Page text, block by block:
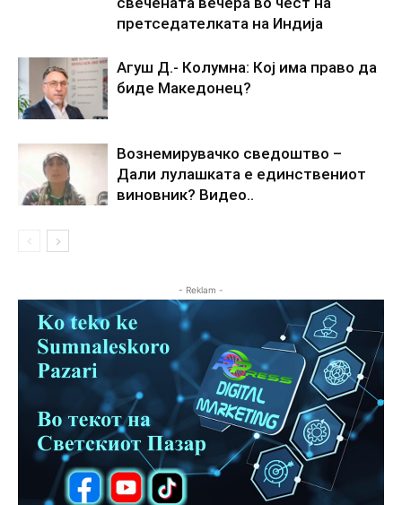
претседателката на Индија
Агуш Д.- Колумна: Кој има право да
биде Македонец?
Вознемирувачко сведоштво –
Дали лулашката е единствениот
виновник? Видео..
- Reklam -